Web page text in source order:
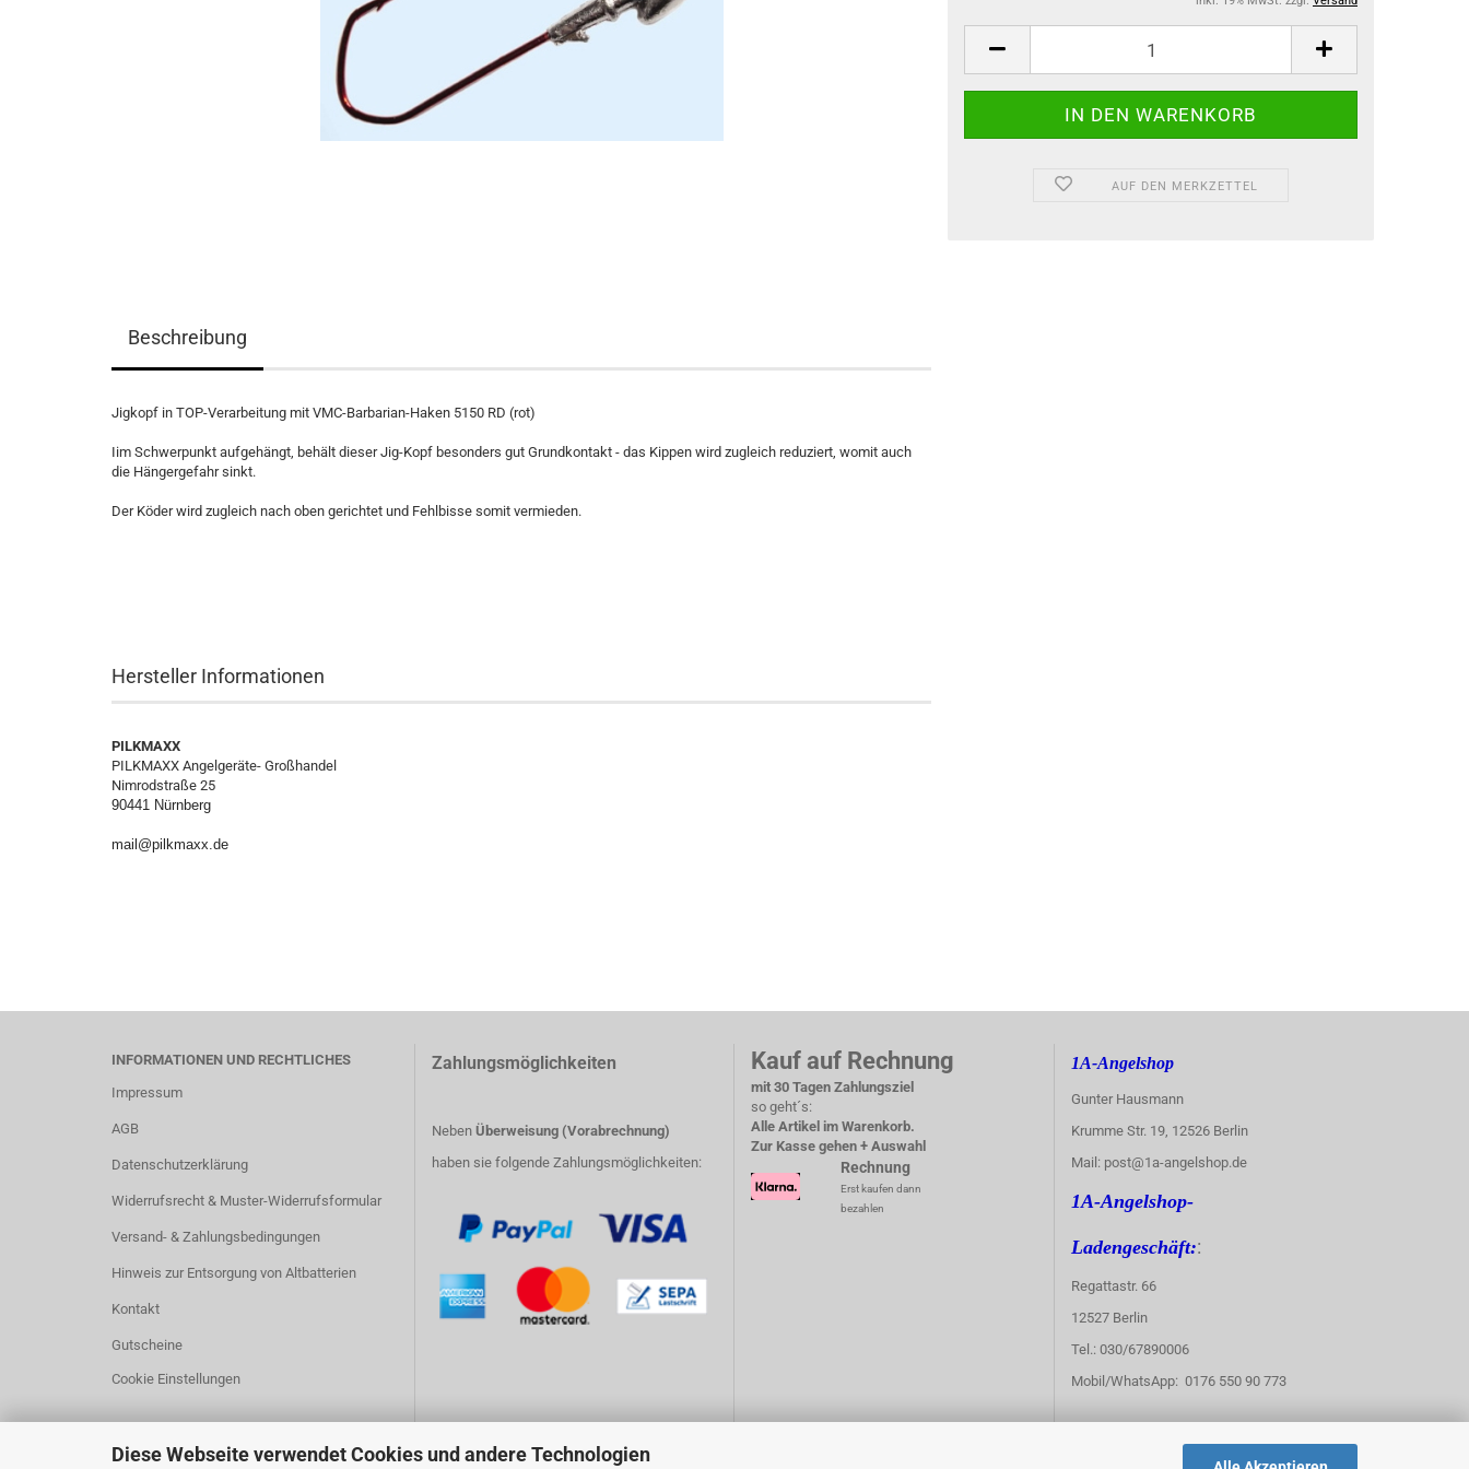
Diese Webseite verwendet Cookies und andere Technologien
AUF DEN MERKZETTEL
Beschreibung
Jigkopf in TOP-Verarbeitung mit VMC-Barbarian-Haken 5150 RD (rot)
Iim Schwerpunkt aufgehängt, behält dieser Jig-Kopf besonders gut Grundkontakt - das Kippen wird zugleich reduziert, womit auch
die Hängergefahr sinkt.
Der Köder wird zugleich nach oben gerichtet und Fehlbisse somit vermieden.
Hersteller Informationen
PILKMAXX
PILKMAXX Angelgeräte- Großhandel
Nimrodstraße 25
90441 Nürnberg
mail@pilkmaxx.de
INFORMATIONEN UND RECHTLICHES
Impressum
AGB
Datenschutzerklärung
Widerrufsrecht & Muster-Widerrufsformular
Versand- & Zahlungsbedingungen
Hinweis zur Entsorgung von Altbatterien
Kontakt
Gutscheine
Cookie Einstellungen
Zahlungsmöglichkeiten
NebenÜberweisung (Vorabrechnung)
haben sie folgende Zahlungsmöglichkeiten:
Kauf auf Rechnung
mit 30 Tagen Zahlungsziel
so geht´s:
Alle Artikel im Warenkorb.
Zur Kasse gehen + Auswahl
Rechnung
Erst kaufen dann
bezahlen
1A-Angelshop
Gunter Hausmann
Krumme Str. 19, 12526 Berlin
Mail: post@1a-angelshop.de
1A-Angelshop-
Ladengeschäft::
Regattastr. 66
12527 Berlin
Tel.: 030/67890006
Mobil/WhatsApp: 0176 550 90 773